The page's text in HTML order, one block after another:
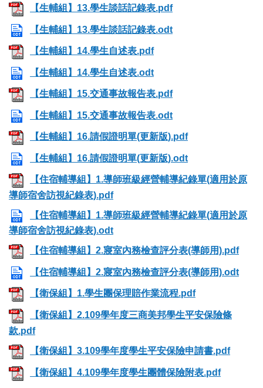
【生輔組】13.學生談話記錄表.pdf
【生輔組】13.學生談話記錄表.odt
【生輔組】14.學生自述表.pdf
【生輔組】14.學生自述表.odt
【生輔組】15.交通事故報告表.pdf
【生輔組】15.交通事故報告表.odt
【生輔組】16.請假證明單(更新版).pdf
【生輔組】16.請假證明單(更新版).odt
【住宿輔導組】1.導師班級經營輔導紀錄單(適用於原
導師宿舍訪視紀錄表).pdf
【住宿輔導組】1.導師班級經營輔導紀錄單(適用於原
導師宿舍訪視紀錄表).odt
【住宿輔導組】2.寢室內務檢查評分表(導師用).pdf
【住宿輔導組】2.寢室內務檢查評分表(導師用).odt
【衛保組】1.學生團保理賠作業流程.pdf
【衛保組】2.109學年度三商美邦學生平安保險條
款.pdf
【衛保組】3.109學年度學生平安保險申請書.pdf
【衛保組】4.109學年度學生團體保險附表.pdf